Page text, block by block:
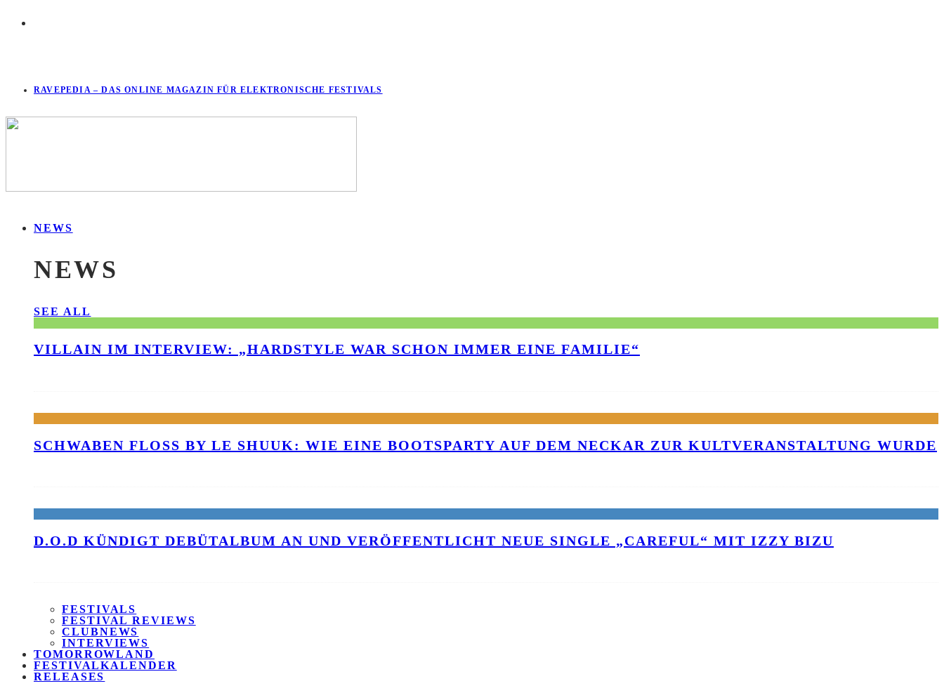
RAVEPEDIA – DAS ONLINE MAGAZIN FÜR ELEKTRONISCHE FESTIVALS
NEWS
NEWS
SEE ALL
VILLAIN IM INTERVIEW: „HARDSTYLE WAR SCHON IMMER EINE FAMILIE“
SCHWABEN FLOSS BY LE SHUUK: WIE EINE BOOTSPARTY AUF DEM NECKAR ZUR KULTVERANSTALTUNG WURDE
D.O.D KÜNDIGT DEBÜTALBUM AN UND VERÖFFENTLICHT NEUE SINGLE „CAREFUL“ MIT IZZY BIZU
FESTIVALS
FESTIVAL REVIEWS
CLUBNEWS
INTERVIEWS
TOMORROWLAND
FESTIVALKALENDER
RELEASES